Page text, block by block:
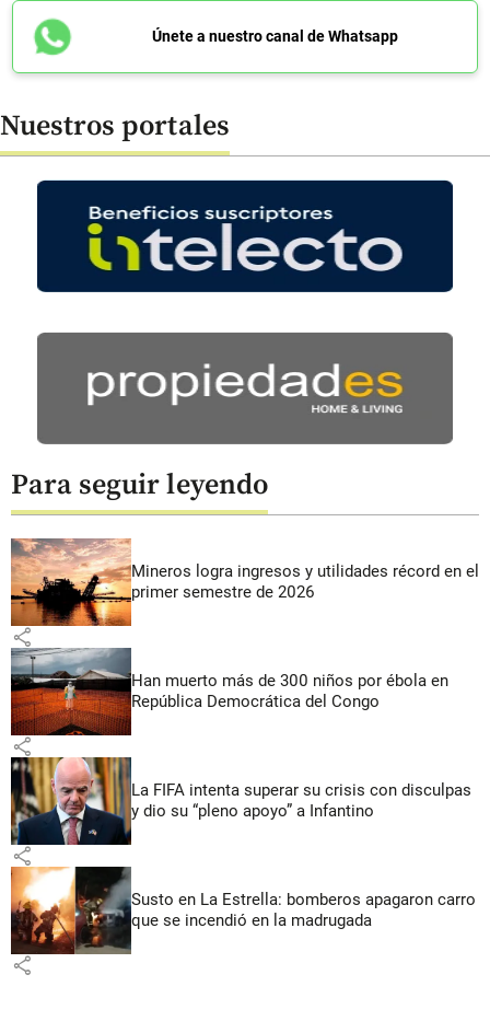
Únete a nuestro canal de Whatsapp
Nuestros portales
Para seguir leyendo
Mineros logra ingresos y utilidades récord en el
primer semestre de 2026
share
Han muerto más de 300 niños por ébola en
República Democrática del Congo
share
La FIFA intenta superar su crisis con disculpas
y dio su “pleno apoyo” a Infantino
share
Susto en La Estrella: bomberos apagaron carro
que se incendió en la madrugada
share